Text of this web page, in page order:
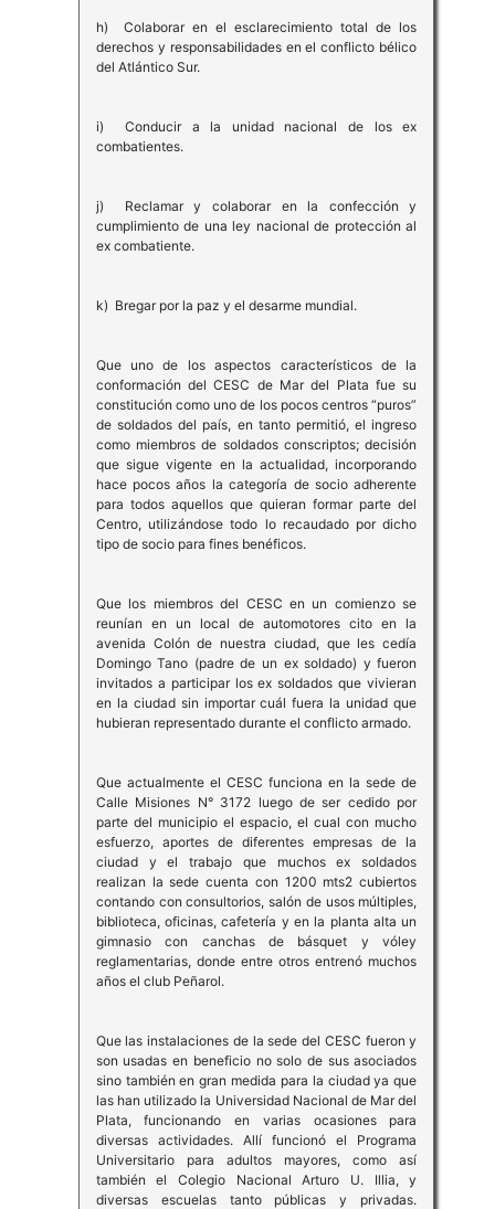
h) Colaborar en el esclarecimiento total de los
derechos y responsabilidades en el conflicto bélico
del Atlántico Sur.
i) Conducir a la unidad nacional de los ex
combatientes.
j) Reclamar y colaborar en la confección y
cumplimiento de una ley nacional de protección al
ex combatiente.
k) Bregar por la paz y el desarme mundial.
Que uno de los aspectos característicos de la
conformación del CESC de Mar del Plata fue su
constitución como uno de los pocos centros “puros”
de soldados del país, en tanto permitió, el ingreso
como miembros de soldados conscriptos; decisión
que sigue vigente en la actualidad, incorporando
hace pocos años la categoría de socio adherente
para todos aquellos que quieran formar parte del
Centro, utilizándose todo lo recaudado por dicho
tipo de socio para fines benéficos.
Que los miembros del CESC en un comienzo se
reunían en un local de automotores cito en la
avenida Colón de nuestra ciudad, que les cedía
Domingo Tano (padre de un ex soldado) y fueron
invitados a participar los ex soldados que vivieran
en la ciudad sin importar cuál fuera la unidad que
hubieran representado durante el conflicto armado.
Que actualmente el CESC funciona en la sede de
Calle Misiones N° 3172 luego de ser cedido por
parte del municipio el espacio, el cual con mucho
esfuerzo, aportes de diferentes empresas de la
ciudad y el trabajo que muchos ex soldados
realizan la sede cuenta con 1200 mts2 cubiertos
contando con consultorios, salón de usos múltiples,
biblioteca, oficinas, cafetería y en la planta alta un
gimnasio con canchas de básquet y vóley
reglamentarias, donde entre otros entrenó muchos
años el club Peñarol.
Que las instalaciones de la sede del CESC fueron y
son usadas en beneficio no solo de sus asociados
sino también en gran medida para la ciudad ya que
las han utilizado la Universidad Nacional de Mar del
Plata, funcionando en varias ocasiones para
diversas actividades. Allí funcionó el Programa
Universitario para adultos mayores, como así
también el Colegio Nacional Arturo U. Illia, y
diversas escuelas tanto públicas y privadas.